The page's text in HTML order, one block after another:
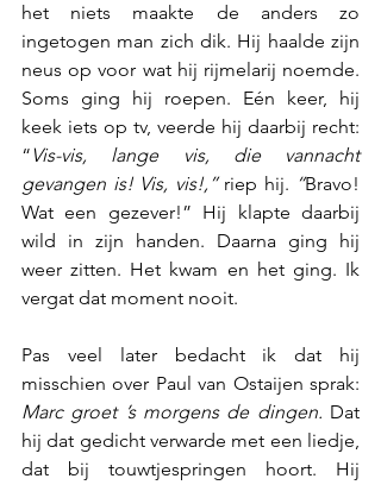
het niets maakte de anders zo
ingetogen man zich dik. Hij haalde zijn
neus op voor wat hij rijmelarij noemde.
Soms ging hij roepen. Eén keer, hij
keek iets op tv, veerde hij daarbij recht:
“Vis-vis, lange vis, die vannacht
gevangen is! Vis, vis!,” riep hij. “Bravo!
Wat een gezever!” Hij klapte daarbij
wild in zijn handen. Daarna ging hij
weer zitten. Het kwam en het ging. Ik
vergat dat moment nooit.
Pas veel later bedacht ik dat hij
Marc groet ’s morgens de dingen. Dat
hij dat gedicht verwarde met een liedje,
dat bij touwtjespringen hoort. Hij